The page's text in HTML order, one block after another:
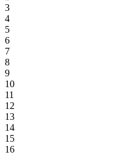
3
4
5
6
7
8
9
10
11
12
13
14
15
16